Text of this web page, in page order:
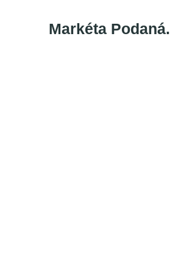
Markéta Podaná.